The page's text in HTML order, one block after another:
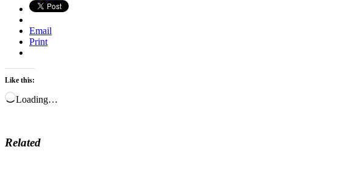
Email
Print
Like this:
Loading…
Related